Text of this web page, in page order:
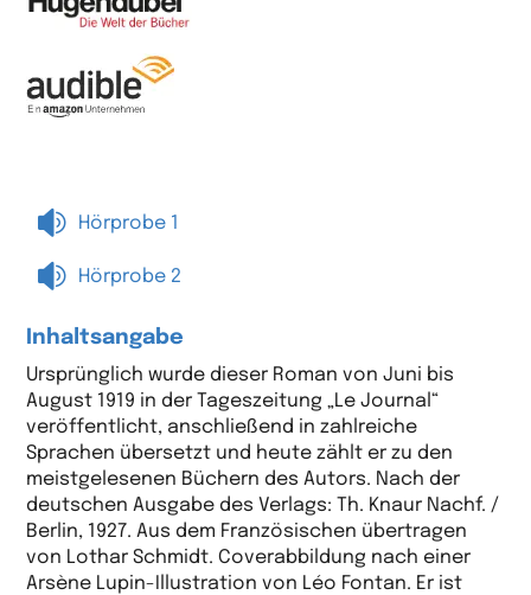
 Hörprobe 1
 Hörprobe 2
Inhaltsangabe
Ursprünglich wurde dieser Roman von Juni bis
August 1919 in der Tageszeitung „Le Journal“
veröffentlicht, anschließend in zahlreiche
Sprachen übersetzt und heute zählt er zu den
meistgelesenen Büchern des Autors. Nach der
deutschen Ausgabe des Verlags: Th. Knaur Nachf. /
Berlin, 1927. Aus dem Französischen übertragen
von Lothar Schmidt. Coverabbildung nach einer
Arsène Lupin-Illustration von Léo Fontan. Er ist